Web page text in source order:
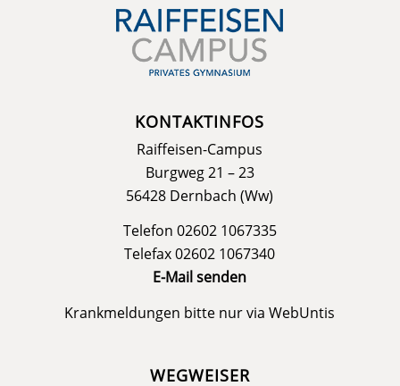
KONTAKTINFOS
Raiffeisen-Campus
Burgweg 21 – 23
56428 Dernbach (Ww)
Telefon 02602 1067335
Telefax 02602 1067340
E-Mail senden
Krankmeldungen bitte nur viaWebUntis
WEGWEISER